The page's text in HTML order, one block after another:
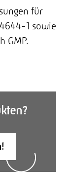
für
1 sowie
GMP.